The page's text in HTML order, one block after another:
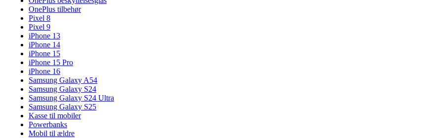
OnePlus tilbehør
Pixel 8
Pixel 9
iPhone 13
iPhone 14
iPhone 15
iPhone 15 Pro
iPhone 16
Samsung Galaxy A54
Samsung Galaxy S24
Samsung Galaxy S24 Ultra
Samsung Galaxy S25
Kasse til mobiler
Powerbanks
Mobil til ældre